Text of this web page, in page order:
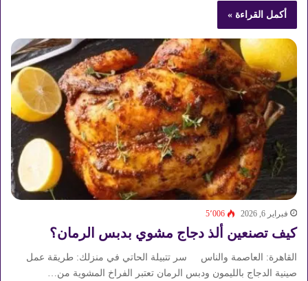
أكمل القراءة »
فبراير 6, 2026 5٬006
كيف تصنعين ألذ دجاج مشوي بدبس الرمان؟
القاهرة: العاصمة والناس سر تتبيلة الحاتي في منزلك: طريقة عمل
صينية الدجاج بالليمون ودبس الرمان تعتبر الفراخ المشوية من…